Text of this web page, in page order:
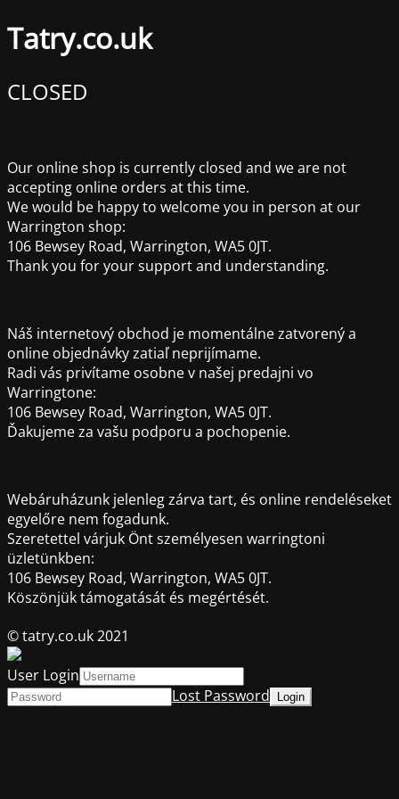
Tatry.co.uk
CLOSED
Our online shop is currently closed and we are not
accepting online orders at this time.
We would be happy to welcome you in person at our
Warrington shop:
106 Bewsey Road, Warrington, WA5 0JT.
Thank you for your support and understanding.
Náš internetový obchod je momentálne zatvorený a
online objednávky zatiaľ neprijímame.
Radi vás privítame osobne v našej predajni vo
Warringtone:
106 Bewsey Road, Warrington, WA5 0JT.
Ďakujeme za vašu podporu a pochopenie.
Webáruházunk jelenleg zárva tart, és online rendeléseket
egyelőre nem fogadunk.
Szeretettel várjuk Önt személyesen warringtoni
üzletünkben:
106 Bewsey Road, Warrington, WA5 0JT.
Köszönjük támogatását és megértését.
© tatry.co.uk 2021
User Login
Lost Password